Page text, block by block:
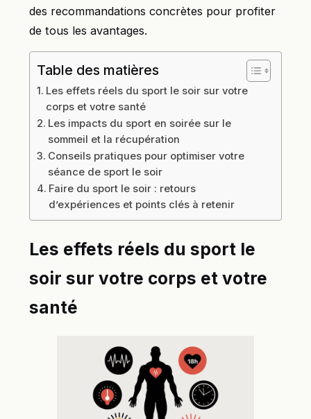
des recommandations concrètes pour profiter
de tous les avantages.
Table des matières
Les effets réels du sport le soir sur votre
corps et votre santé
Les impacts du sport en soirée sur le
sommeil et la récupération
Conseils pratiques pour optimiser votre
séance de sport le soir
Faire du sport le soir : retours
d’expériences et points clés à retenir
Les effets réels du sport le
soir sur votre corps et votre
santé